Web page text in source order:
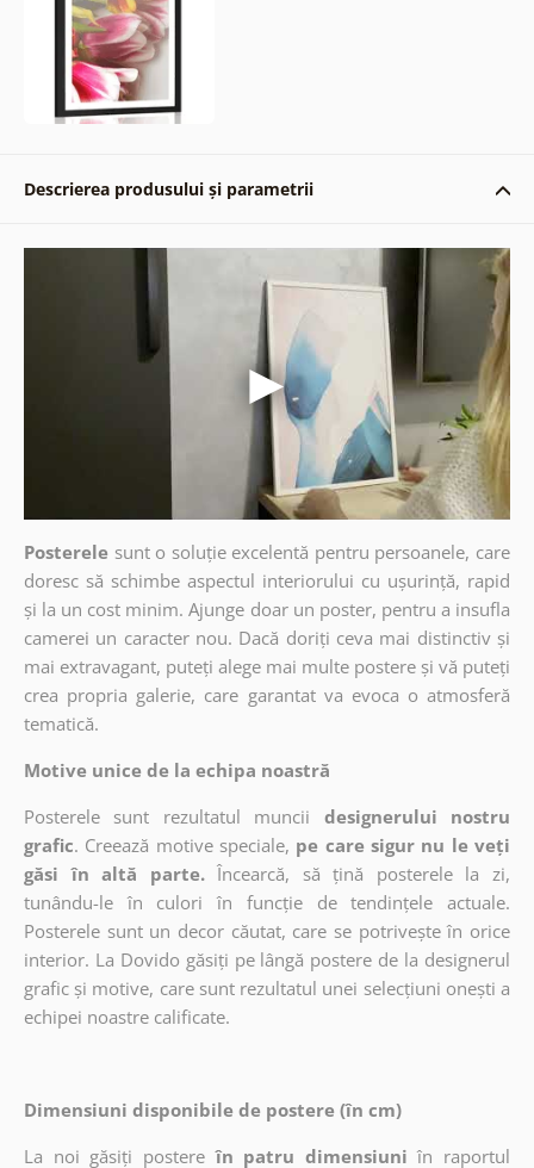
Descrierea produsului și parametrii
Posterele sunt o soluție excelentă pentru persoanele, care
doresc să schimbe aspectul interiorului cu ușurință, rapid
și la un cost minim. Ajunge doar un poster, pentru a insufla
camerei un caracter nou. Dacă doriți ceva mai distinctiv și
mai extravagant, puteți alege mai multe postere și vă puteți
crea propria galerie, care garantat va evoca o atmosferă
tematică.
Motive unice de la echipa noastră
Posterele sunt rezultatul muncii
designerului nostru
grafic. Creează motive speciale, pe care sigur nu le veți
găsi în altă parte. Încearcă, să țină posterele la zi,
tunându-le în culori în funcție de tendințele actuale.
Posterele sunt un decor căutat, care se potrivește în orice
interior. La Dovido găsiți pe lângă postere de la designerul
grafic și motive, care sunt rezultatul unei selecțiuni onești a
echipei noastre calificate.
Dimensiuni disponibile de postere (în cm)
La noi găsiți postere în patru dimensiuni în raportul